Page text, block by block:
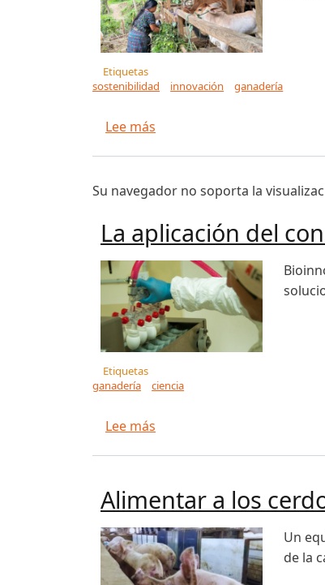
Etiquetas
sostenibilidad
innovación ganadería
Lee más
Su navegador no soporta la
La aplicación del
Etiquetas
ganadería
ciencia
Lee más
Alimentar a los
Un
de la